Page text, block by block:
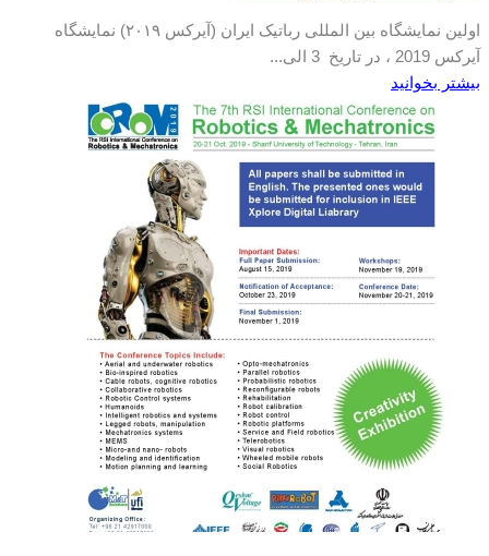
اولین نمایشگاه بین المللی رباتیک ایران (آیرکس ۲۰۱۹) نمایشگاه
آیرکس 2019 ، در تاریخ 3 الی...
بیشتر بخوانید